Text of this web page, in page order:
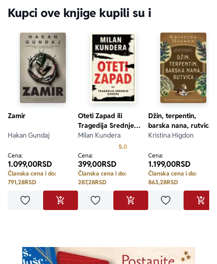
Kupci ove knjige kupili su i
Zamir
Hakan Gundaj
Cena:
1.099,00RSD
Članska cena i do:
791,28RSD
Dodaj u omiljeneDODAJ U KORPU
Oteti Zapad ili
Tragedija Srednje
Evrope
Milan Kundera
5.0
Cena:
399,00RSD
Članska cena i do:
287,28RSD
Dodaj u omiljeneDODAJ U KORPU
Džin, terpentin,
barska nana, rutvica
Kristina Higdon
Cena:
1.199,00RSD
Članska cena i do:
863,28RSD
Dodaj u